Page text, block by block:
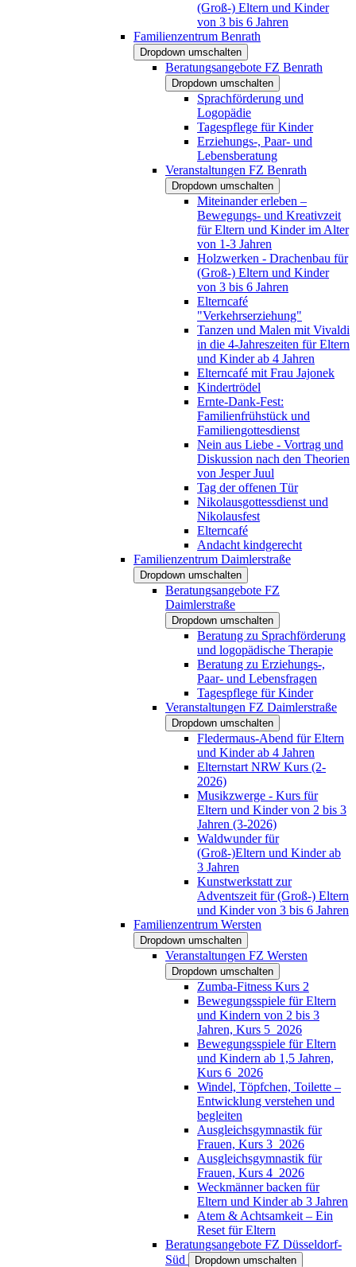
(Groß-) Eltern und Kinder
von 3 bis 6 Jahren
Familienzentrum Benrath
Dropdown umschalten
Beratungsangebote FZ Benrath
Dropdown umschalten
Sprachförderung und
Logopädie
Tagespflege für Kinder
Erziehungs-, Paar- und
Lebensberatung
Veranstaltungen FZ Benrath
Dropdown umschalten
Miteinander erleben –
Bewegungs- und Kreativzeit
für Eltern und Kinder im Alter
von 1-3 Jahren
Holzwerken - Drachenbau für
(Groß-) Eltern und Kinder
von 3 bis 6 Jahren
Elterncafé
"Verkehrserziehung"
Tanzen und Malen mit Vivaldi
in die 4-Jahreszeiten für Eltern
und Kinder ab 4 Jahren
Elterncafé mit Frau Jajonek
Kindertrödel
Ernte-Dank-Fest:
Familienfrühstück und
Familiengottesdienst
Nein aus Liebe - Vortrag und
Diskussion nach den Theorien
von Jesper Juul
Tag der offenen Tür
Nikolausgottessdienst und
Nikolausfest
Elterncafé
Andacht kindgerecht
Familienzentrum Daimlerstraße
Dropdown umschalten
Beratungsangebote FZ
Daimlerstraße
Dropdown umschalten
Beratung zu Sprachförderung
und logopädische Therapie
Beratung zu Erziehungs-,
Paar- und Lebensfragen
Tagespflege für Kinder
Veranstaltungen FZ Daimlerstraße
Dropdown umschalten
Fledermaus-Abend für Eltern
und Kinder ab 4 Jahren
Elternstart NRW Kurs (2-
2026)
Musikzwerge - Kurs für
Eltern und Kinder von 2 bis 3
Jahren (3-2026)
Waldwunder für
(Groß-)Eltern und Kinder ab
3 Jahren
Kunstwerkstatt zur
Adventszeit für (Groß-) Eltern
und Kinder von 3 bis 6 Jahren
Familienzentrum Wersten
Dropdown umschalten
Veranstaltungen FZ Wersten
Dropdown umschalten
Zumba-Fitness Kurs 2
Bewegungsspiele für Eltern
und Kindern von 2 bis 3
Jahren, Kurs 5_2026
Bewegungsspiele für Eltern
und Kindern ab 1,5 Jahren,
Kurs 6_2026
Windel, Töpfchen, Toilette –
Entwicklung verstehen und
begleiten
Ausgleichsgymnastik für
Frauen, Kurs 3_2026
Ausgleichsgymnastik für
Frauen, Kurs 4_2026
Weckmänner backen für
Eltern und Kinder ab 3 Jahren
Atem & Achtsamkeit – Ein
Reset für Eltern
Beratungsangebote FZ Düsseldorf-
Süd
Dropdown umschalten